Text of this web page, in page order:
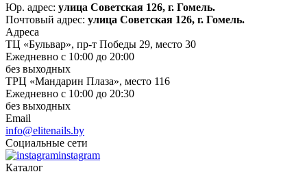
Юр. адрес: улица Советская 126, г. Гомель.
Почтовый адрес: улица Советская 126, г. Гомель.
Адреса
ТЦ «Бульвар», пр-т Победы 29, место 30
Ежедневно с 10:00 до 20:00
без выходных
ТРЦ «Мандарин Плаза», место 116
Ежедневно с 10:00 до 20:30
без выходных
Email
info@elitenails.by
Социальные сети
instagram
Каталог